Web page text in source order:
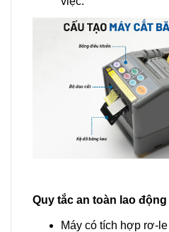
Quy tắc an toàn lao
Máy có tích hợp rơ-